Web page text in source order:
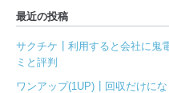
最近の投稿
サクチケ┃利用すると会社に鬼
ミと評判
ワンアップ(1UP)┃回収だけに